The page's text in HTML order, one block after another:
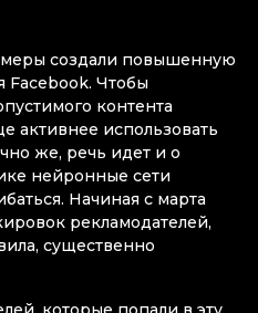
создали повышенную
Facebook. Чтобы
контента
активнее использовать
же, речь идет и о
нейронные сети
Начиная с марта
рекламодателей,
существенно